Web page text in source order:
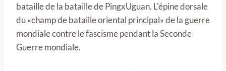
bataille de la bataille de PingxUguan. L'épine dorsale
du «champ de bataille oriental principal» de la guerre
mondiale contre le fascisme pendant la Seconde
Guerre mondiale.